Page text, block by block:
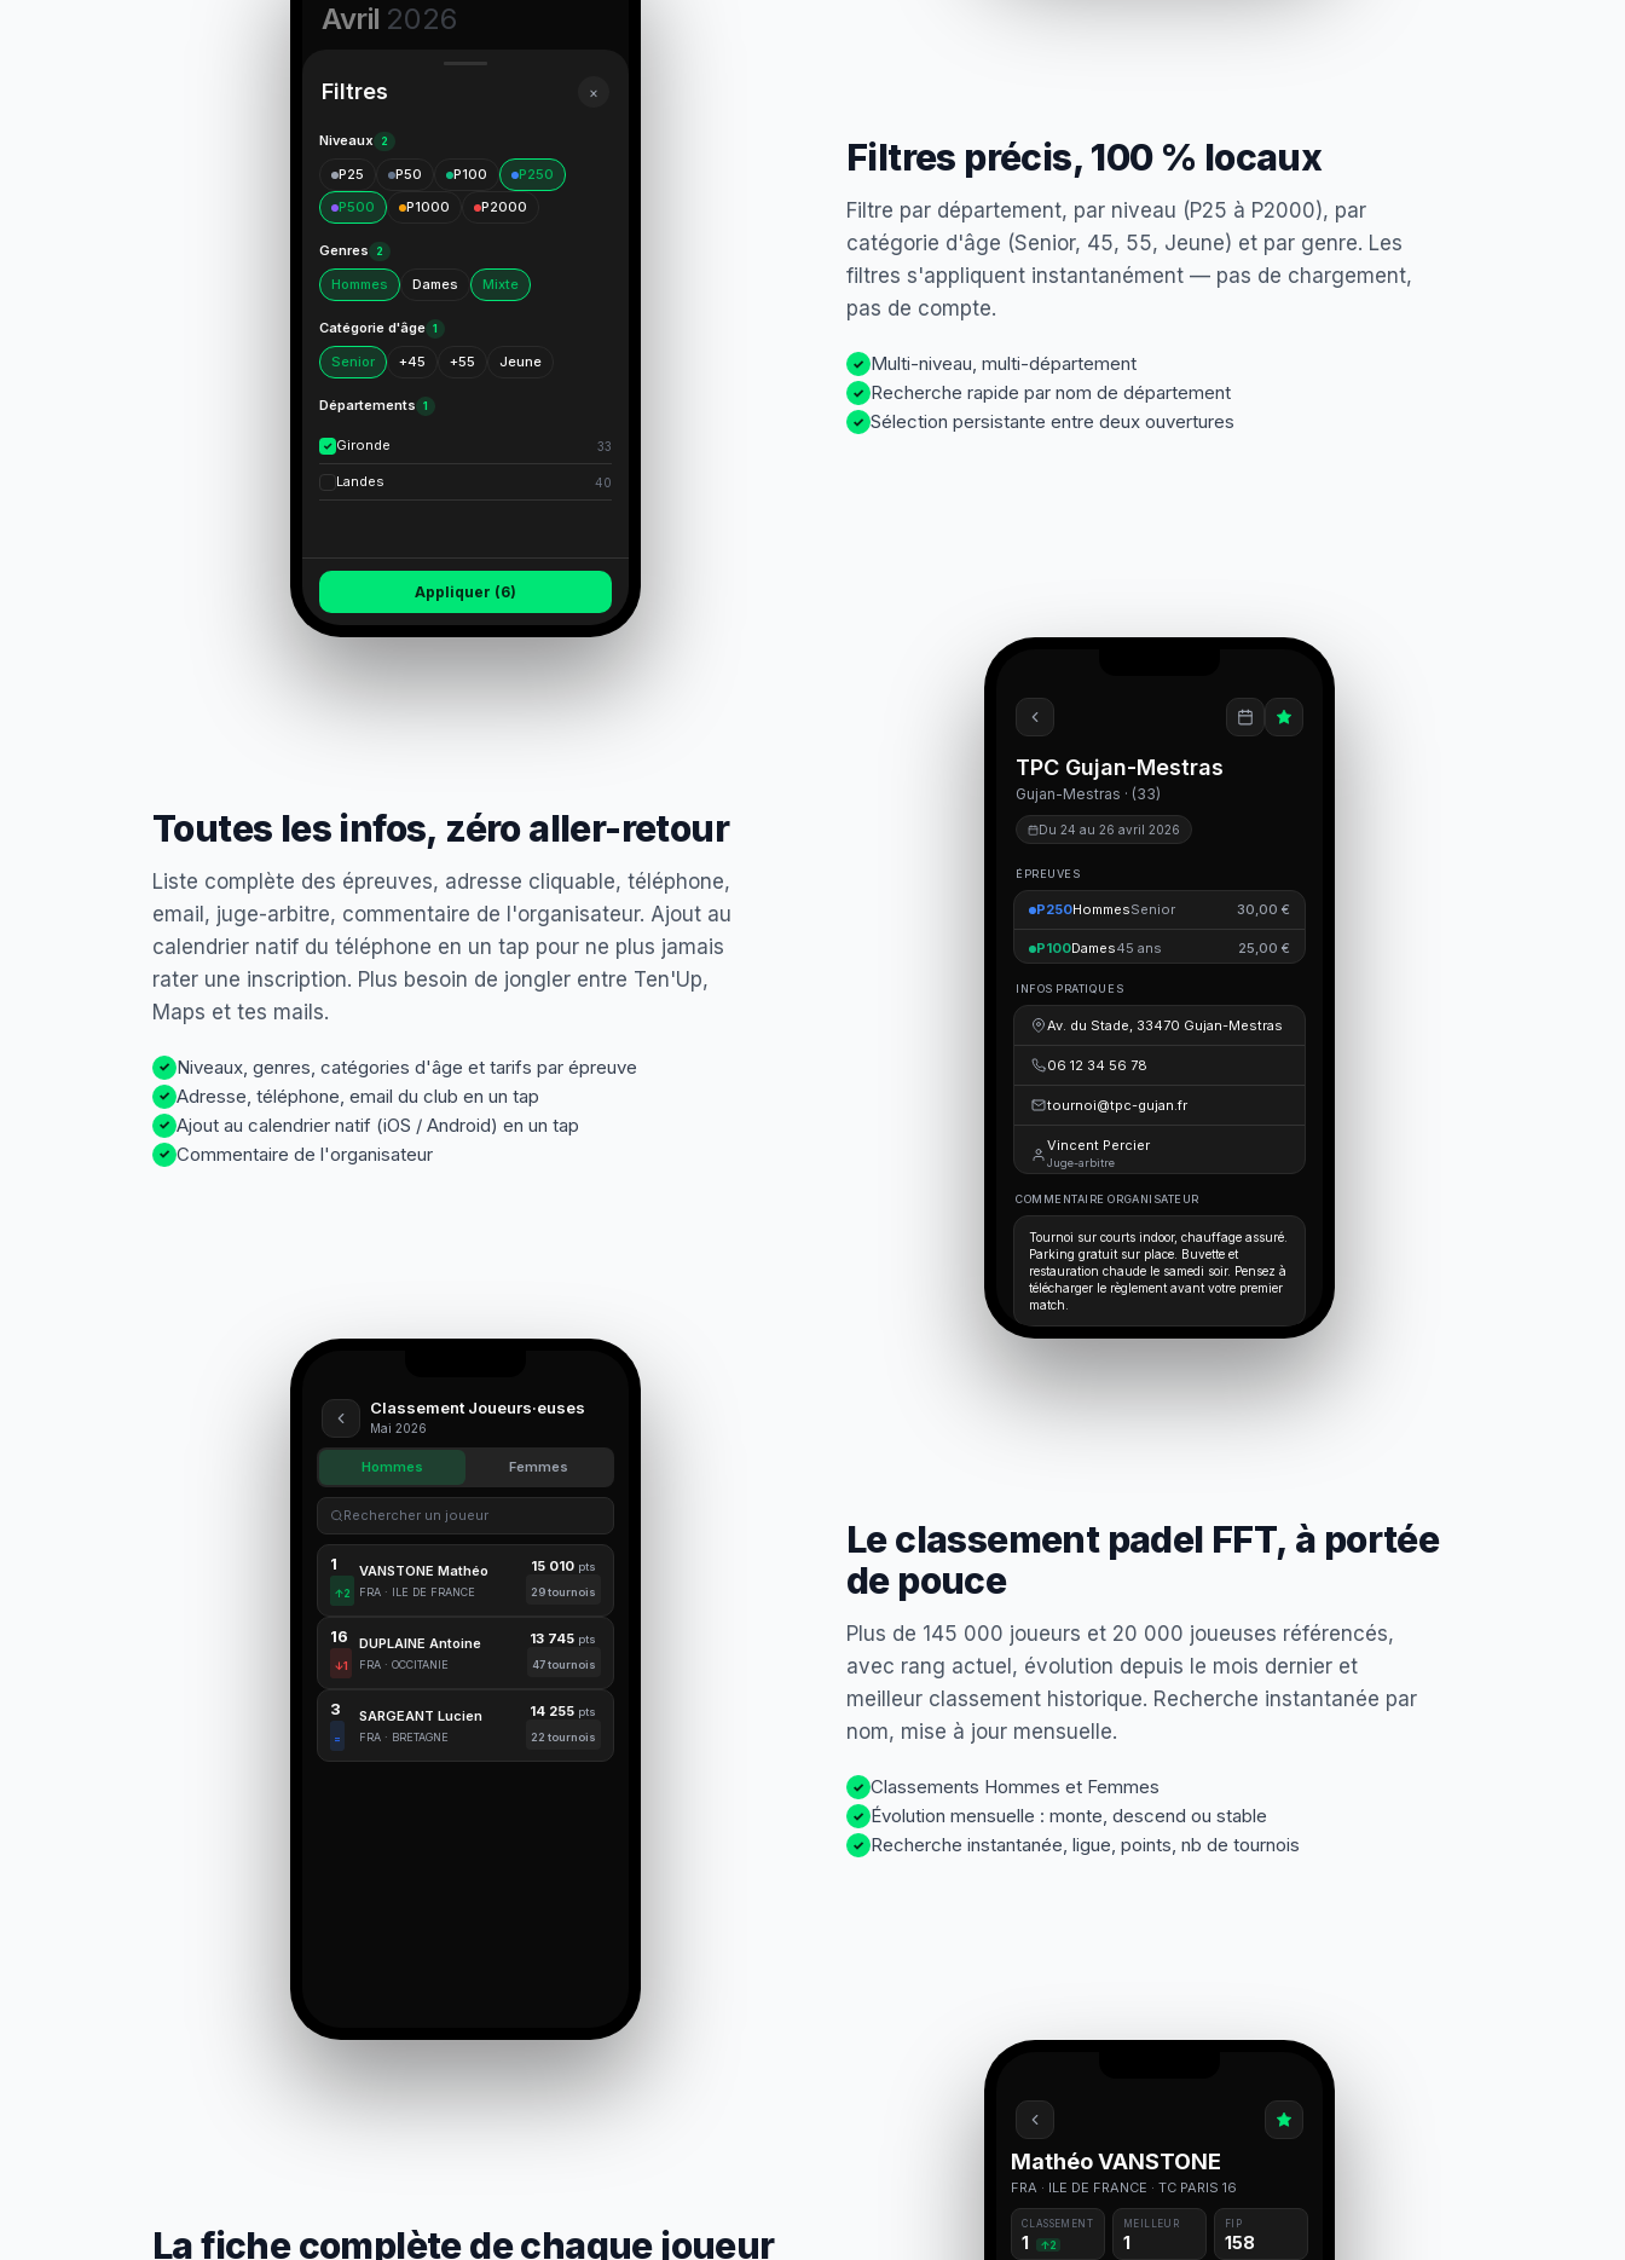
Filtres précis, 100 % locaux
Filtre par département, par niveau (P25 à P2000), par
catégorie d'âge (Senior, 45, 55, Jeune) et par genre. Les
filtres s'appliquent instantanément — pas de chargement,
pas de compte.
✓ Multi-niveau, multi-département
✓ Recherche rapide par nom de département
✓ Sélection persistante entre deux ouvertures
Avril 2026
Filtres ×
Niveaux 2
P25 P50 P100
P250
P500
P1000 P2000
Genres 2
Hommes Dames Mixte
Catégorie d'âge 1
Senior +45 +55 Jeune
Départements 1
✓ Gironde 33
Landes 40
Appliquer (6)
Toutes les infos, zéro aller-retour
Liste complète des épreuves, adresse cliquable, téléphone,
email, juge-arbitre, commentaire de l'organisateur. Ajout au
calendrier natif du téléphone en un tap pour ne plus jamais
rater une inscription. Plus besoin de jongler entre Ten'Up,
Maps et tes mails.
✓ Niveaux, genres, catégories d'âge et tarifs par épreuve
✓ Adresse, téléphone, email du club en un tap
✓ Ajout au calendrier natif (iOS / Android) en un tap
✓ Commentaire de l'organisateur
TPC Gujan-Mestras
Gujan-Mestras · (33)
Du 24 au 26 avril 2026
ÉPREUVES
P250HommesSenior 30,00 €
P100Dames45 ans 25,00 €
INFOS PRATIQUES
Av. du Stade, 33470 Gujan-Mestras
06 12 34 56 78
tournoi@tpc-gujan.fr
Vincent Percier
Juge-arbitre
COMMENTAIRE ORGANISATEUR
Tournoi sur courts indoor, chauffage assuré.
Parking gratuit sur place. Buvette et
restauration chaude le samedi soir. Pensez à
télécharger le règlement avant votre premier
match.
Le classement padel FFT, à portée
de pouce
Plus de 145 000 joueurs et 20 000 joueuses référencés,
avec rang actuel, évolution depuis le mois dernier et
meilleur classement historique. Recherche instantanée par
nom, mise à jour mensuelle.
✓ Classements Hommes et Femmes
✓ Évolution mensuelle : monte, descend ou stable
✓ Recherche instantanée, ligue, points, nb de tournois
Classement Joueurs·euses
Mai 2026
Hommes Femmes
Rechercher un joueur
1
↑2
VANSTONE Mathéo
FRA · ILE DE FRANCE
15 010 pts
29 tournois
16
↓1
DUPLAINE Antoine
FRA · OCCITANIE
13 745 pts
47 tournois
3
=
SARGEANT Lucien
FRA · BRETAGNE
14 255 pts
22 tournois
La fiche complète de chaque joueur
Mathéo VANSTONE
FRA · ILE DE FRANCE · TC PARIS 16
CLASSEMENT
1 ↑2
MEILLEUR
1
FIP
158